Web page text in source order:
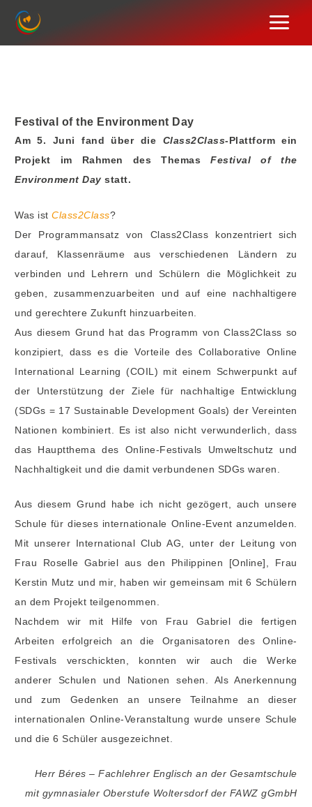
Zum
Inhalt
springen
Festival of the Environment Day
Am 5. Juni fand über die Class2Class-Plattform ein
Projekt im Rahmen des ThemasFestival of the
Environment Day statt.
Was istClass2Class?
Der Programmansatz von Class2Class konzentriert sich
darauf, Klassenräume aus verschiedenen Ländern zu
verbinden und Lehrern und Schülern die Möglichkeit zu
geben, zusammenzuarbeiten und auf eine nachhaltigere
und gerechtere Zukunft hinzuarbeiten.
Aus diesem Grund hat das Programm von Class2Class so
konzipiert, dass es die Vorteile des Collaborative Online
International Learning (COIL) mit einem Schwerpunkt auf
der Unterstützung der Ziele für nachhaltige Entwicklung
(SDGs = 17 Sustainable Development Goals) der Vereinten
Nationen kombiniert. Es ist also nicht verwunderlich, dass
das Hauptthema des Online-Festivals Umweltschutz und
Nachhaltigkeit und die damit verbundenen SDGs waren.
Aus diesem Grund habe ich nicht gezögert, auch unsere
Schule für dieses internationale Online-Event anzumelden.
Mit unserer International Club AG, unter der Leitung von
Frau Roselle Gabriel aus den Philippinen [Online], Frau
Kerstin Mutz und mir, haben wir gemeinsam mit 6 Schülern
an dem Projekt teilgenommen.
Nachdem wir mit Hilfe von Frau Gabriel die fertigen
Arbeiten erfolgreich an die Organisatoren des Online-
Festivals verschickten, konnten wir auch die Werke
anderer Schulen und Nationen sehen. Als Anerkennung
und zum Gedenken an unsere Teilnahme an dieser
internationalen Online-Veranstaltung wurde unsere Schule
und die 6 Schüler ausgezeichnet.
Herr Béres – Fachlehrer Englisch an der Gesamtschule
mit gymnasialer Oberstufe Woltersdorf der FAWZ gGmbH